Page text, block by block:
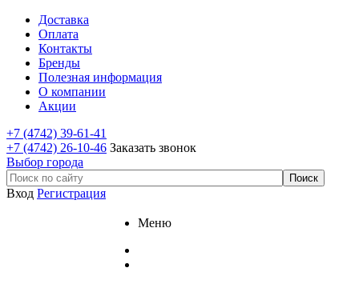
Доставка
Оплата
Контакты
Бренды
Полезная информация
О компании
Акции
+7 (4742) 39-61-41
+7 (4742) 26-10-46 Заказать звонок
Выбор города
Вход Регистрация
Меню